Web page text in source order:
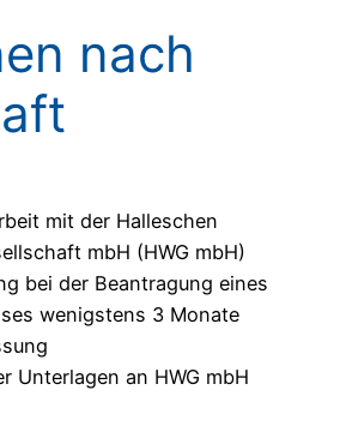
mit der Halleschen
mbH (HWG mbH)
bei der Beantragung eines
wenigstens 3 Monate
Unterlagen an HWG mbH